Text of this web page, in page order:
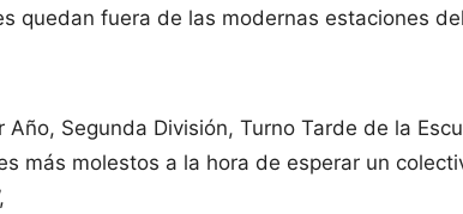
quedan fuera de las modernas estaciones del
Segunda División, Turno Tarde de la
más molestos a la hora de esperar un